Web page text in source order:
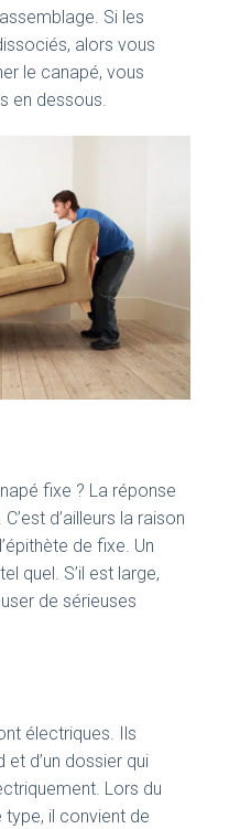
Si les
alors vous
le canapé, vous
en dessous.
fixe ? La réponse
d’ailleurs la raison
de fixe. Un
quel. S’il est large,
de sérieuses
électriques. Ils
et d’un dossier qui
Lors du
il convient de